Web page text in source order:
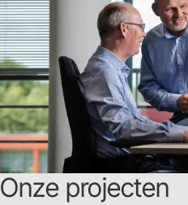
Onze projecten